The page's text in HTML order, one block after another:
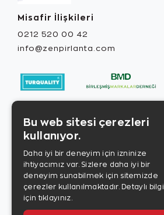
Misafir İlişkileri
0212 520 00 42
info@zenpirlanta.com
Bu web sitesi çerezleri
kullanıyor.
Daha iyi bir deneyim için izninize
ihtiyacımız var. Sizlere daha iyi bir
deneyim sunabilmek için sitemizde
çerezler kullanılmaktadır. Detaylı bilgi
için tıklayınız.